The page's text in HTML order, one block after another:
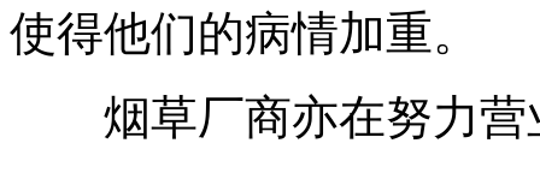
使得他们的病情加重。
烟草厂商亦在努力营